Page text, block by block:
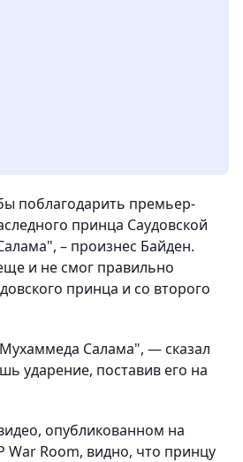
поблагодарить премьер-
принца Саудовской
– произнес Байден.
и не смог правильно
принца и со второго
Салама", — сказал
ударение, поставив его на
опубликованном на
War Room, видно, что принцу